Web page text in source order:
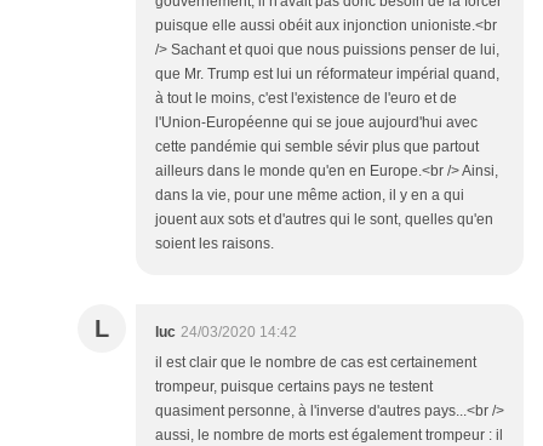
puisque elle aussi obéit aux injonction unioniste.<br
/> Sachant et quoi que nous puissions penser de lui,
que Mr. Trump est lui un réformateur impérial quand,
à tout le moins, c'est l'existence de l'euro et de
l'Union-Européenne qui se joue aujourd'hui avec
cette pandémie qui semble sévir plus que partout
ailleurs dans le monde qu'en en Europe.<br /> Ainsi,
dans la vie, pour une même action, il y en a qui
jouent aux sots et d'autres qui le sont, quelles qu'en
soient les raisons.
L luc 24/03/2020 14:42
il est clair que le nombre de cas est certainement
trompeur, puisque certains pays ne testent
quasiment personne, à l'inverse d'autres pays...<br />
aussi, le nombre de morts est également trompeur : il